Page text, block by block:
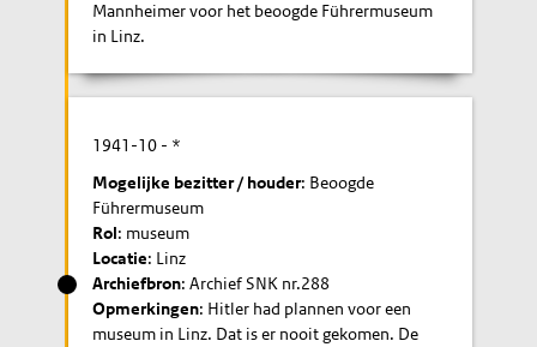
Mannheimer voor het beoogde Führermuseum
in Linz.
1941-10 - *
Mogelijke bezitter / houder: Beoogde
Führermuseum
Rol: museum
Locatie: Linz
Archiefbron: Archief SNK nr.288
Opmerkingen: Hitler had plannen voor een
museum in Linz. Dat is er nooit gekomen. De